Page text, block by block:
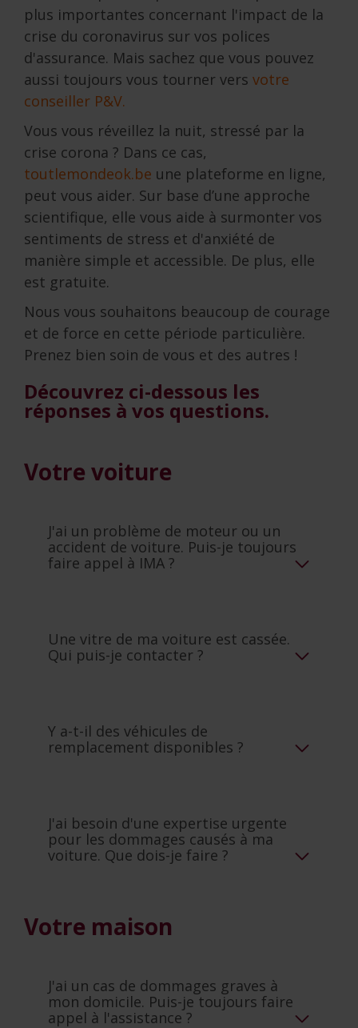
plus importantes concernant l'impact de la
crise du coronavirus sur vos polices
d'assurance. Mais sachez que vous pouvez
aussi toujours vous tourner vers votre
conseiller P&V.
Vous vous réveillez la nuit, stressé par la
crise corona ? Dans ce cas,
toutlemondeok.be une plateforme en ligne,
peut vous aider. Sur base d’une approche
scientifique, elle vous aide à surmonter vos
sentiments de stress et d'anxiété de
manière simple et accessible. De plus, elle
est gratuite.
Nous vous souhaitons beaucoup de courage
et de force en cette période particulière.
Prenez bien soin de vous et des autres !
Découvrez ci-dessous les
réponses à vos questions.
Votre voiture
J'ai un problème de moteur ou un
accident de voiture. Puis-je toujours
faire appel à IMA ?
Une vitre de ma voiture est cassée.
Qui puis-je contacter ?
Y a-t-il des véhicules de
remplacement disponibles ?
J'ai besoin d'une expertise urgente
pour les dommages causés à ma
voiture. Que dois-je faire ?
Votre maison
J'ai un cas de dommages graves à
mon domicile. Puis-je toujours faire
appel à l'assistance ?